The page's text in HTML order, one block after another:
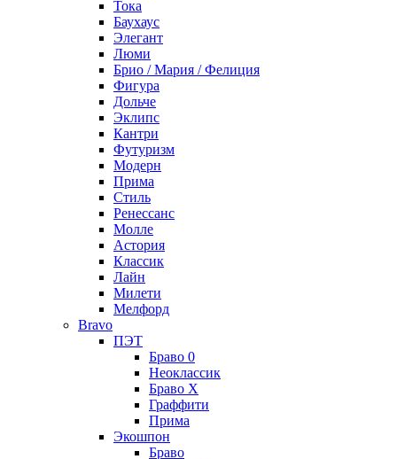
Тока
Баухаус
Элегант
Люми
Брио / Мария / Фелиция
Фигура
Дольче
Эклипс
Кантри
Футуризм
Модерн
Прима
Стиль
Ренессанс
Молле
Астория
Классик
Лайн
Милети
Мелфорд
Bravo
ПЭТ
Браво 0
Неоклассик
Браво Х
Граффити
Прима
Экошпон
Браво